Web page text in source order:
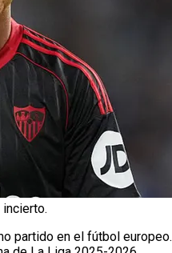
partido en el fútbol europeo.